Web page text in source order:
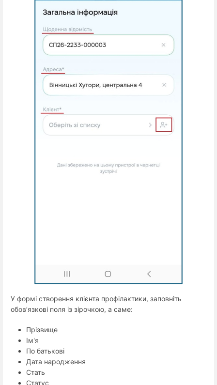
У формі створення клієнта профілактики, заповніть
обов’язкові поля із зірочкою, а саме:
Прізвище
Ім'я
По батькові
Дата народження
Стать
Статус